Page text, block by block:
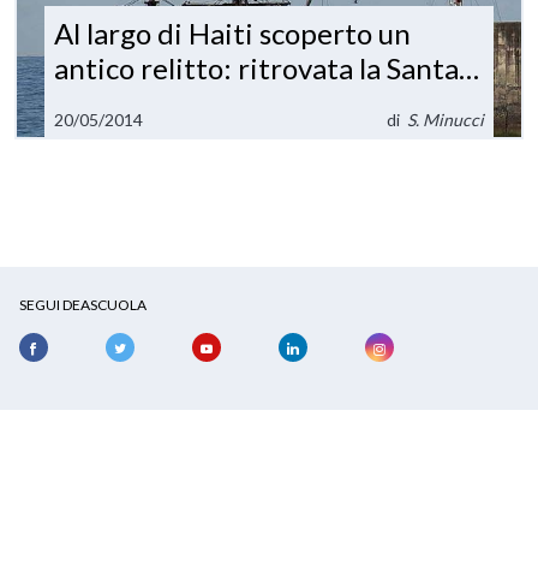
Al largo di Haiti scoperto un
antico relitto: ritrovata la Santa
20/05/2014 di S. Minucci
SEGUI DEASCUOLA